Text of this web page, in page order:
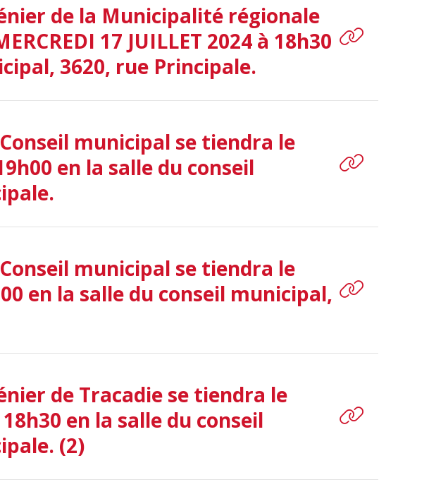
de la Municipalité régionale
17 JUILLET 2024 à 18h30
3620, rue Principale.
municipal se tiendra le
en la salle du conseil
municipal se tiendra le
en la salle du conseil municipal,
de Tracadie se tiendra le
18h30 en la salle du conseil
(2)